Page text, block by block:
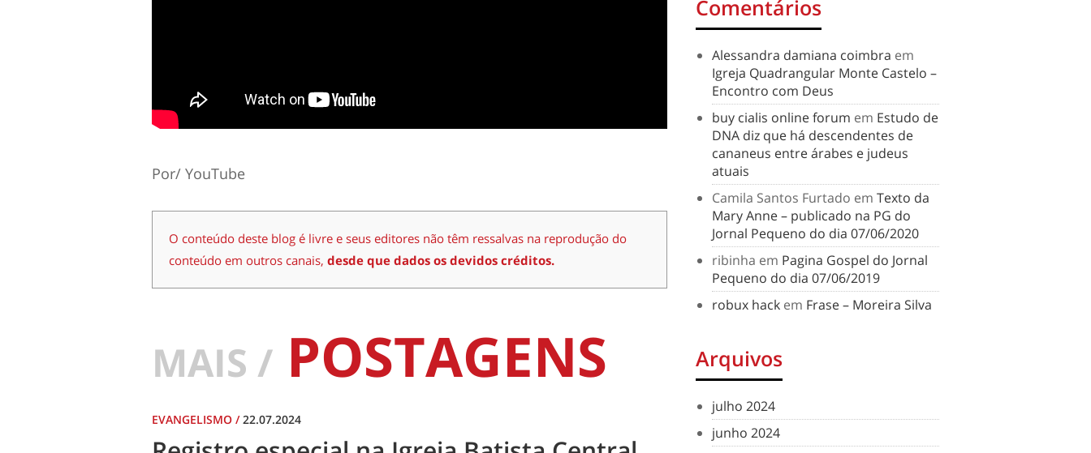
Por/ YouTube
O conteúdo deste blog é livre e seus editores não têm ressalvas na reprodução do
conteúdo em outros canais, desde que dados os devidos créditos.
MAIS / POSTAGENS
EVANGELISMO /22.07.2024
Comentários
Alessandra damiana coimbra em
Igreja Quadrangular Monte Castelo –
Encontro com Deus
buy cialis online forum em Estudo de
DNA diz que há descendentes de
cananeus entre árabes e judeus
atuais
Camila Santos Furtado em Texto da
Mary Anne – publicado na PG do
Jornal Pequeno do dia 07/06/2020
ribinha em Pagina Gospel do Jornal
Pequeno do dia 07/06/2019
robux hack em Frase – Moreira Silva
Arquivos
julho 2024
junho 2024